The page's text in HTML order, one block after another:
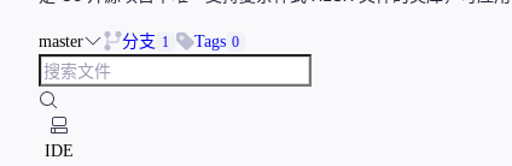
master 分支 1 Tags 0
IDE